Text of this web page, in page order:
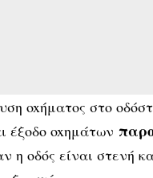
oxήματoς στo
έξoδo oxημάτων
η oδός είναι στενή